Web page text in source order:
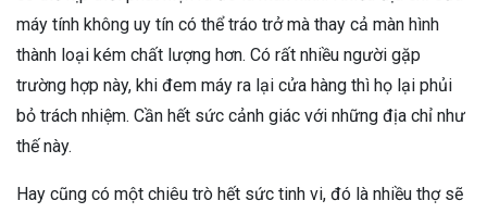
máy tính không uy tín có thể tráo trở mà thay cả màn hình
thành loại kém chất lượng hơn. Có rất nhiều người gặp
trường hợp này, khi đem máy ra lại cửa hàng thì họ lại phủi
bỏ trách nhiệm. Cần hết sức cảnh giác với những địa chỉ như
thế này.
Hay cũng có một chiêu trò hết sức tinh vi, đó là nhiều thợ sẽ